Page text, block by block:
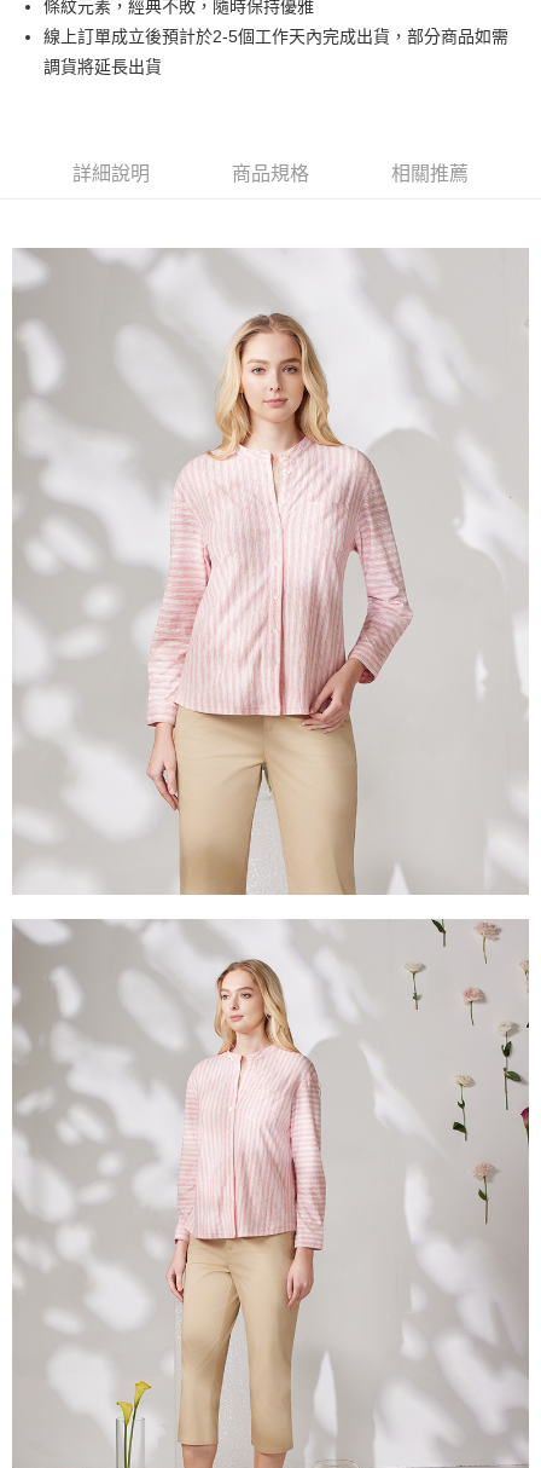
聯邦商業銀行
遠東國際商業銀行
元大商業銀行
永豐商業銀行
玉山商業銀行
臺灣中小企業銀行
台中商業銀行
匯豐（台灣）商業銀行
華泰商業銀行
聯邦商業銀行
元大商業銀行
國泰世華商業銀行
兆豐國際商業銀行
臺灣中小企業銀行
台中商業銀行
匯豐（台灣）商業銀行
台新國際商業銀行
中國信託商業銀行
Apple Pay
街口支付
Google Pay
AFTEE先享後付
相關說明
AFTEE先享後付是「在收到商品之後才付款」的支付方式。 讓您購物簡單
１．簡單：不需註冊會員、不需綁卡、不需儲值。
２．便利：只要手機號碼，簡訊認證，即可結帳。
３．安心：先確認商品／服務後，再付款。
【「AFTEE先享後付」結帳流程】
１．於結帳方式選擇「AFTEE先享後付」後，將跳轉至「AFTEE先享後付」
結帳頁面，進行簡訊認證並確認金額後，即可完成結帳。
２．訂單成立數日內，您將收到繳費通知簡訊。
３．收到繳費通知簡訊後14天內，點擊此簡訊中的連結，可透過四大超商／
ATM／網路銀行／等多元方式進行付款，方視為交易完成。
※ 請注意：結帳手續完成當下不需立刻繳費，但若您需要取消訂單，請聯絡
購買商品的店家。未經商家同意取消之訂單仍視為有效，需透過AFTEE先享
後付繳納相關費用。
※ 交易是否成功請以「AFTEE先享後付 」之結帳頁面顯示為準，若有關於
是否繳費成功／繳費後需取消欲退款等相關疑問，請聯繫「AFTEE先享後付
https://netprotections.freshdesk.com/support/home
１．透過由恩沛科技股份有限公司提供之「AFTEE先享後付」服務完成之交
易，需依本服務之必要範圍內提供個人資料，並將交易相關給付款項請求債
權轉讓予恩沛科技股份有限公司。
２．關於個人資料處理事宜，請瀏覽以下網址：
３．未成年的使用者請事先徵得法定代理人或監護人之同意方可使用
任。
４．使用「AFTEE先享後付」時，將依據個別帳號之用戶狀況，依本公司即
時審查核予不同之上限額度；若仍有額度不足之情形，本公司將視審查結果
請求用戶進行身份認證。
５．嚴禁一人註冊多個帳號或使用他人資訊註冊。若發現惡意使用之情形，
恩沛科技股份有限公司將有權停止該用戶之使用額度並採取法律行動。
每筆NT$100，滿NT$2,000(含以上)免運費
付款後全家超商取貨
每筆NT$100，滿NT$2,000(含以上)免運費
7-11超商取貨付款
每筆NT$100，滿NT$2,000(含以上)免運費
付款後7-11超商取貨
每筆NT$100，滿NT$2,000(含以上)免運費
每筆NT$100，滿NT$2,000(含以上)免運費
免運費
貨到付款
每筆NT$100，滿NT$2,000(含以上)免運費
條紋元素，經典不敗，隨時保持優雅
線上訂單成立後預計於2-5個工作天內完成出貨，部分商品如需
調貨將延長出貨
詳細說明 商品規格 相關推薦